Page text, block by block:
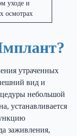
уходе и
осмотрах
утраченных
вид и
небольшой
устанавливается
заживления,